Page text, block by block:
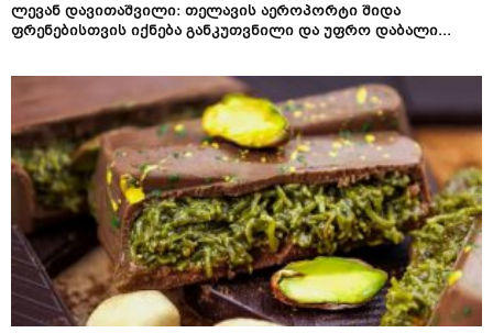
ლევან დავითაშვილი: თელავის აეროპორტი შიდა
ფრენებისთვის იქნება განკუთვნილი და უფრო დაბალი...